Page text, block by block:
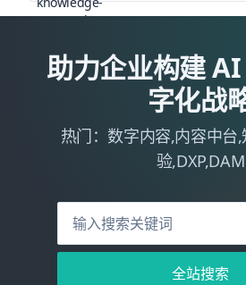
助力企业构建
字化战
热门：数字内容,内容中台
验,DXP,DAM
全站搜索